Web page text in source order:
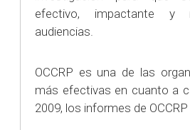
efectivo, impactante y
audiencias.
OCCRP es una de las
más efectivas en cuanto a
2009, los informes de